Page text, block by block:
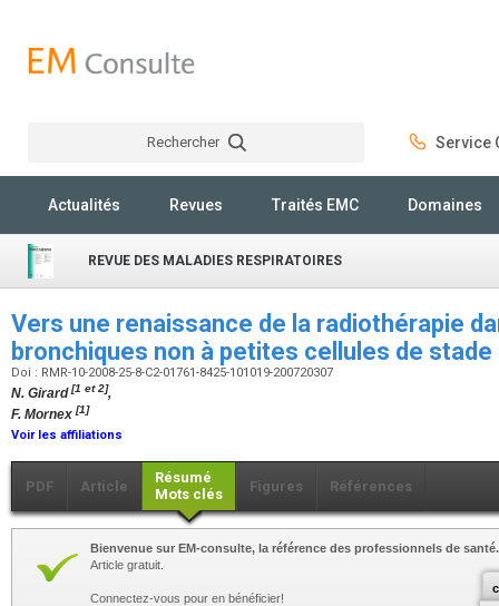
Rechercher Service
Actualités Revues Traités EMC Domaines
REVUE DES MALADIES RESPIRATOIRES
Vers une renaissance de la radiothérapie
bronchiques non à petites cellules de
Doi : RMR-10-2008-25-8-C2-01761-8425-101019-200720307
N. Girard[1 et 2],
F. Mornex [1]
Voir les affiliations
PDF Article
Résumé
Mots clés
Figures Références
Bienvenue sur EM-consulte, la référence des professionnels de santé.
Article gratuit.
Connectez-vous pour en bénéficier!